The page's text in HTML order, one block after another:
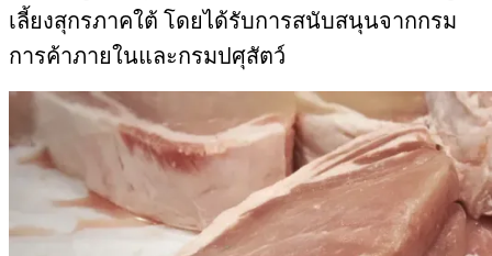
เลี้ยงสุกรภาคใต้ โดยได้รับการสนับสนุนจากกรม
การค้าภายในและกรมปศุสัตว์